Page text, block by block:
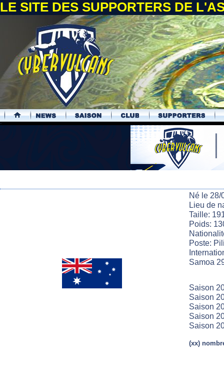
LE SITE DES SUPPORTERS DE
.
Né le 28/
Lieu de
Taille:
Poids:
Poste:
Samoa
Saison
Saison
Saison
Saison
Saison
(xx)